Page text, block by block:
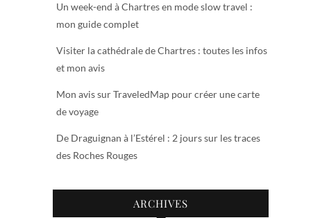
Un week-end à Chartres en mode slow travel :
mon guide complet
Visiter la cathédrale de Chartres : toutes les infos
et mon avis
Mon avis sur TraveledMap pour créer une carte
de voyage
De Draguignan à l’Estérel : 2 jours sur les traces
des Roches Rouges
ARCHIVES